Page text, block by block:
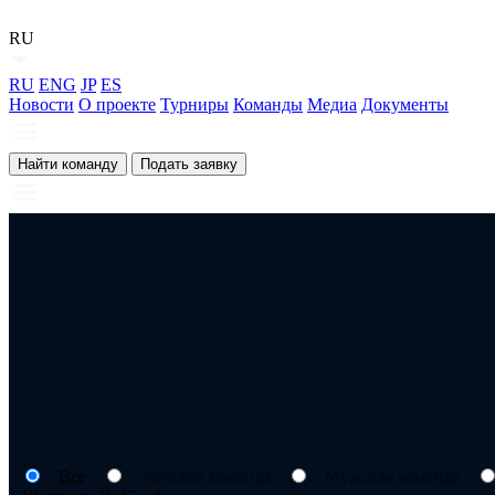
RU
RU ENG JP ES
Новости О проекте Турниры Команды Медиа Документы
Найти команду Подать заявку
Все